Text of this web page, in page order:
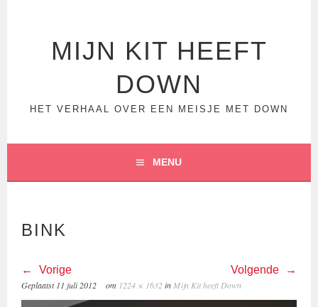
MIJN KIT HEEFT
DOWN
HET VERHAAL OVER EEN MEISJE MET DOWN
MENU
BINK
Vorige Volgende
Geplaatst 11 juli 2012 om 1224 × 1632in Mijn Kit heeft Down